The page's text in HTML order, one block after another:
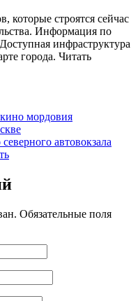
строятся сейчас
Информация по
инфраструктура
города. Читать
мордовия
автовокзала
Обязательные поля